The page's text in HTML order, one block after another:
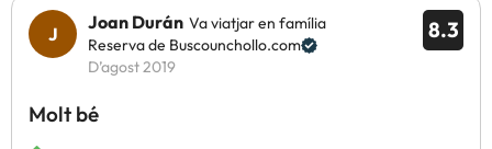
8.3
Joan Durán Va viatjar en família
Reserva de Buscounchollo.com
D’agost 2019
Molt bé